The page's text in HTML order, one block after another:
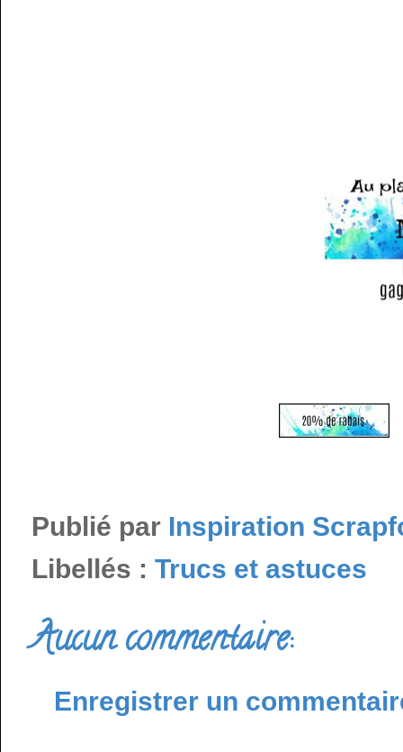
Publié par Inspiration
Libellés : Trucs et astuces
Aucun commentaire:
Enregistrer un